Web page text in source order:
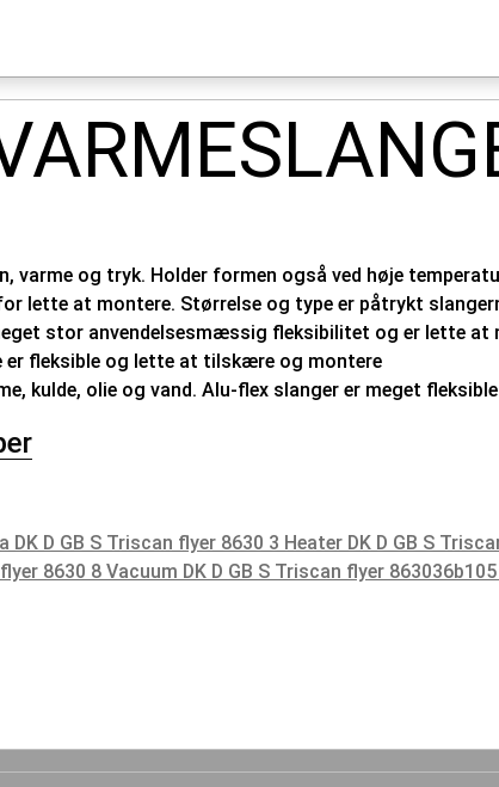
varme og tryk. Holder formen også ved høje
lette at montere. Størrelse og type er påtrykt
stor anvendelsesmæssig fleksibilitet og er lette at
er fleksible og lette at tilskære og montere
kulde, olie og vand. Alu-flex slanger er meget
DK D GB S Triscan flyer 8630 3 Heater DK D GB S
8630 8 Vacuum DK D GB S Triscan flyer